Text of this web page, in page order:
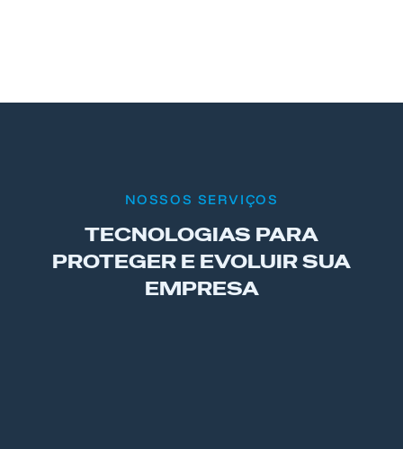
NOSSOS SERVIÇOS
TECNOLOGIAS PARA
PROTEGER E EVOLUIR SUA
EMPRESA